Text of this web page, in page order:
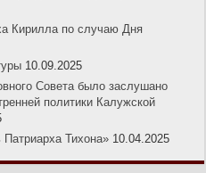
Кирилла по случаю Дня
10.09.2025
Совета было заслушано
политики Калужской
Тихона» 10.04.2025